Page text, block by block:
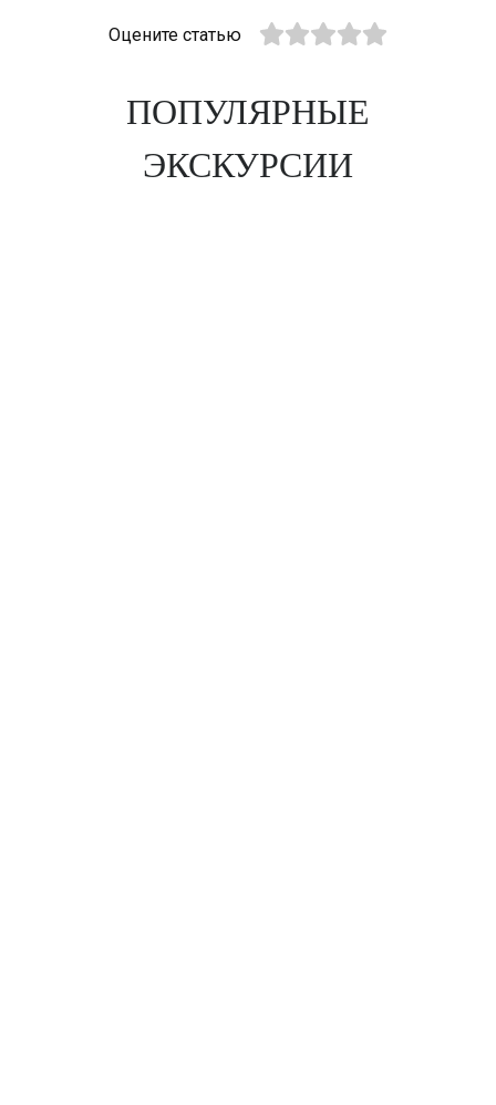
Оцените статью
ПОПУЛЯРНЫЕ
ЭКСКУРСИИ